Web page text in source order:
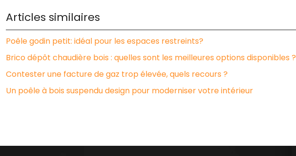
Articles similaires
Poêle godin petit: idéal pour les espaces restreints?
Brico dépôt chaudière bois : quelles sont les meilleures options disponibles ?
Contester une facture de gaz trop élevée, quels recours ?
Un poêle à bois suspendu design pour moderniser votre intérieur